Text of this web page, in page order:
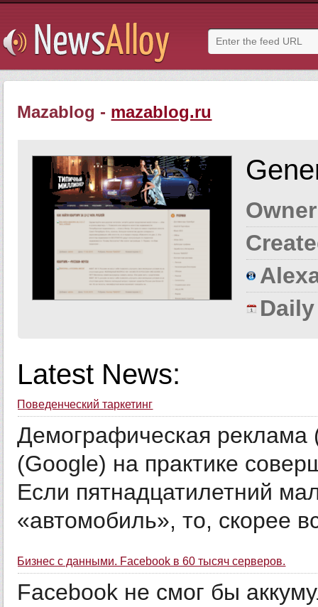
Mazablog - mazablog.ru
Latest News:
Поведенческий таркетинг
Демографическая реклама
(Google) на практике
Если пятнадцатилетний
«автомобиль», то, скорее
Бизнес с данными. Facebook в 60 тысяч серверов.
Facebook не смог бы